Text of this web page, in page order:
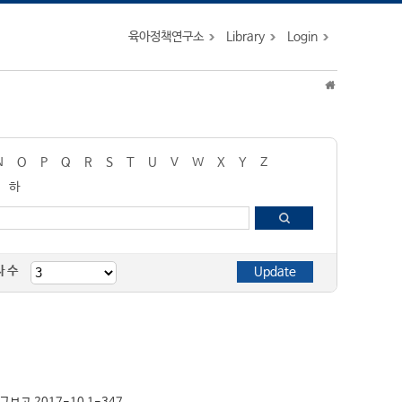
육아정책연구소 Library Login
O P Q R S T U V W X Y
Z
하
수